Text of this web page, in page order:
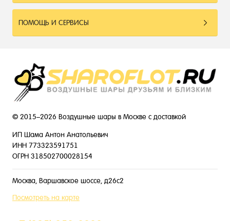
ПОМОЩЬ И СЕРВИСЫ
© 2015–2026 Воздушные шары в Москве с доставкой
ИП Шама Антон Анатольевич
ИНН 773323591751
ОГРН 318502700028154
Москва, Варшавское шоссе, д26с2
Посмотреть на карте